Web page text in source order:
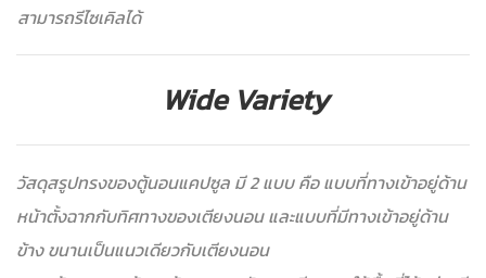
สามารถรีไซเคิลได้
Wide Variety
วัสดุสรูปทรงของตู้นอนแคปซูล มี 2 แบบ คือ แบบที่ทางเข้าอยู่ด้าน
หน้าตั้งฉากกับทิศทางของเตียงนอน และแบบที่มีทางเข้าอยู่ด้าน
ข้าง ขนานเป็นแนวเดียวกับเตียงนอน